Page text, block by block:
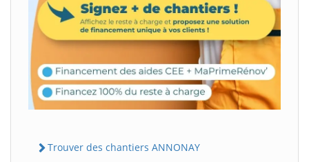
Trouver des chantiers ANNONAY